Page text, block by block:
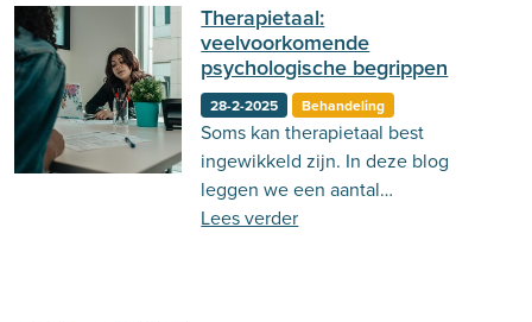
Neuropsychologie
Verslaving
Persoonlijkheid
Sport Hechting
Welzijn
Behandeling
Actueel
Stemming
Emoties
Ouderschap
Therapietaal:
veelvoorkomende
psychologische begrippen
28-2-2025 Behandeling
Soms kan therapietaal best
ingewikkeld zijn. In deze blog
leggen we een aantal
veelvoorkomende termen uit!
Lees verder